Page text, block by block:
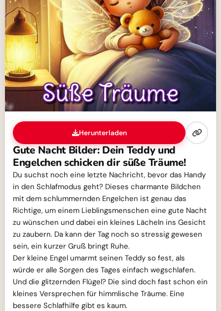
Herunterladen
Gute Nacht Bilder: Dein Teddy und
Engelchen schicken dir süße Träume!
Du suchst noch eine letzte Nachricht, bevor das Handy
in den Schlafmodus geht? Dieses charmante Bildchen
mit dem schlummernden Engelchen ist genau das
Richtige, um einem Lieblingsmenschen eine gute Nacht
zu wünschen und dabei ein kleines Lächeln ins Gesicht
zu zaubern. Da kann der Tag noch so stressig gewesen
sein, ein kurzer Gruß bringt Ruhe.
Der kleine Engel umarmt seinen Teddy so fest, als
würde er alle Sorgen des Tages einfach wegschlafen.
Und die glitzernden Flügel? Die sind doch fast schon ein
kleines Versprechen für himmlische Träume. Eine
bessere Schlafhilfe gibt es kaum.